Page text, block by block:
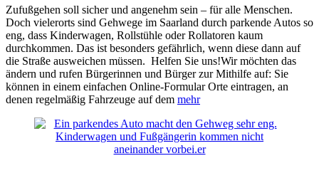
Zufußgehen soll sicher und angenehm sein – für alle Menschen.
Doch vielerorts sind Gehwege im Saarland durch parkende Autos so
eng, dass Kinderwagen, Rollstühle oder Rollatoren kaum
durchkommen. Das ist besonders gefährlich, wenn diese dann auf
die Straße ausweichen müssen. Helfen Sie uns!Wir möchten das
ändern und rufen Bürgerinnen und Bürger zur Mithilfe auf: Sie
können in einem einfachen Online-Formular Orte eintragen, an
denen regelmäßig Fahrzeuge auf dem mehr